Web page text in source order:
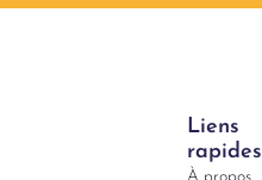
Liens
rapides